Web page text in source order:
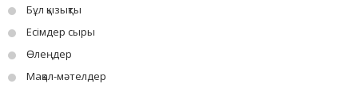
Бұл қызықты
Есімдер сыры
Өлеңдер
Мақал-мәтелдер